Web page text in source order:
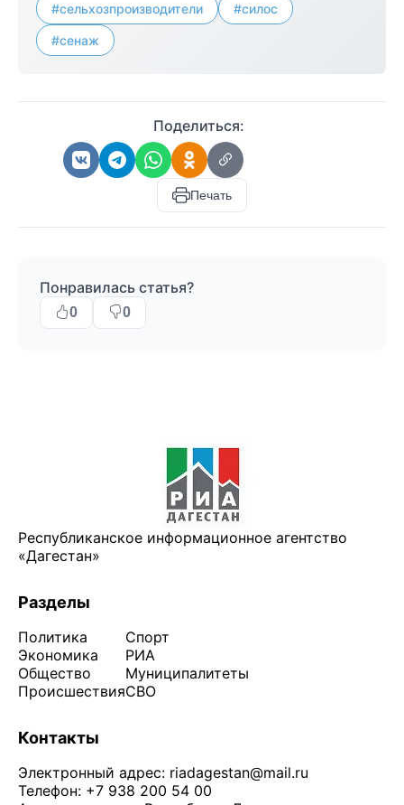
#сельхозпроизводители #силос
#сенаж
Поделиться:
Печать
Понравилась статья?
0 0
Республиканское информационное агентство
«Дагестан»
Разделы
Политика
Экономика
Общество
Происшествия
Спорт
РИА
Муниципалитеты
СВО
Контакты
Электронный адрес: riadagestan@mail.ru
Телефон: +7 938 200 54 00